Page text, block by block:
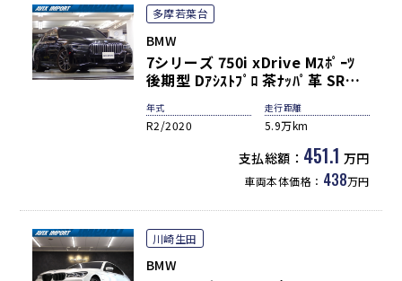
多摩若葉台
BMW
7シリーズ 750i xDrive Mｽﾎﾟｰﾂ
後期型 Dｱｼｽﾄﾌﾟﾛ 茶ﾅｯﾊﾟ革 SR
HDDﾅﾋﾞ地ﾃﾞｼﾞTOP&3Dﾋﾞｭｰ
HUD harman&kardon 前後席S
ﾋｰﾀｰ 前席ﾍﾞﾝﾁﾚｰｼｮﾝ BMWﾚｰｻﾞｰﾗ
ｲﾄ 自動ﾄﾗﾝｸ Pｱｼｽﾄ ｵｰﾄﾊｲﾋﾞｰﾑ
ACC LCA LDW ｿﾌﾄｸﾛｰｽﾞﾄﾞｱ Cｱｸｾ
ｽ PDC Mｴｱﾛ&20AW 禁煙
年式
R2/2020
走行距離
5.9万km
支払総額： 451.1 万円
車両本体価格： 438万円
川崎生田
BMW